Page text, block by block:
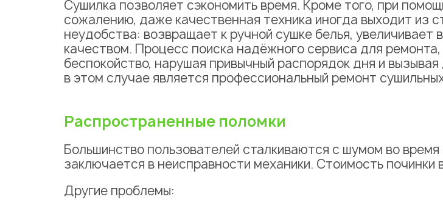
Сушилка позволяет сэкономить время. Кроме того, при
сожалению, даже качественная техника иногда выходит из
неудобства: возвращает к ручной сушке белья,
качеством. Процесс поиска надёжного сервиса для
беспокойство, нарушая привычный распорядок дня и
в этом случае является профессиональный ремонт
Распространенные поломки
Большинство пользователей сталкиваются с шумом во
заключается в неисправности механики. Стоимость починки
Другие проблемы: